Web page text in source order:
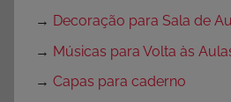
→ Decoração para Sala de
→ Músicas para Volta às
→ Capas para caderno